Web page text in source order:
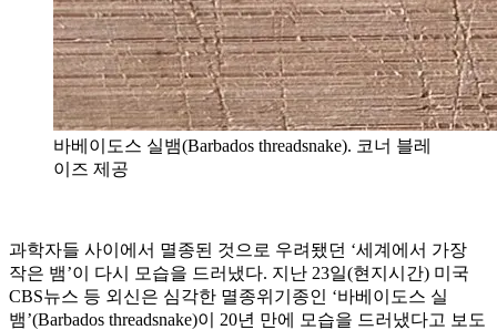
바베이도스 실뱀(Barbados threadsnake). 코너 블레
이즈 제공
과학자들 사이에서 멸종된 것으로 우려됐던 ‘세계에서 가장
작은 뱀’이 다시 모습을 드러냈다. 지난 23일(현지시간) 미국
CBS뉴스 등 외신은 심각한 멸종위기종인 ‘바베이도스 실
뱀’(Barbados threadsnake)이 20년 만에 모습을 드러냈다고 보도